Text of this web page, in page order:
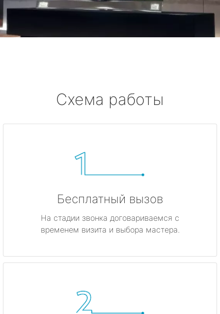
Схема работы
Бесплатный вызов
На стадии звонка договариваемся с
временем визита и выбора мастера.